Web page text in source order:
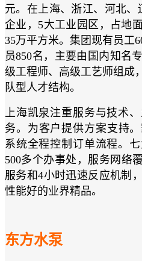
元。在上海、浙江、河北
企业，5大工业园区，占地
35万平方米。集团现有员工
员850名，主要由国内知名
级工程师、高级工艺师组成
队型人才结构。
上海凯泉注重服务与技术
务。为客户提供方案支持
系统全程控制订单流程。七
500多个办事处，服务网络
服务和4小时迅速反应机制
性能好的业界精品。
东方水泵